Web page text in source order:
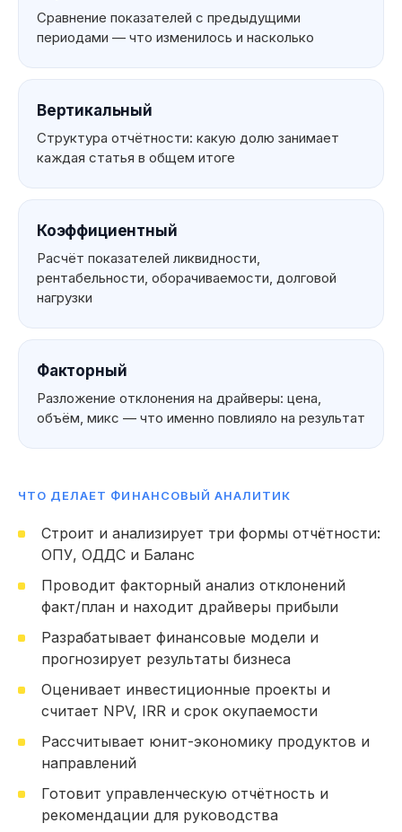
Сравнение показателей с предыдущими
периодами — что изменилось и насколько
Вертикальный
Структура отчётности: какую долю занимает
каждая статья в общем итоге
Коэффициентный
Расчёт показателей ликвидности,
рентабельности, оборачиваемости, долговой
нагрузки
Факторный
Разложение отклонения на драйверы: цена,
объём, микс — что именно повлияло на результат
ЧТО ДЕЛАЕТ ФИНАНСОВЫЙ АНАЛИТИК
Строит и анализирует три формы отчётности:
ОПУ, ОДДС и Баланс
Проводит факторный анализ отклонений
факт/план и находит драйверы прибыли
Разрабатывает финансовые модели и
прогнозирует результаты бизнеса
Оценивает инвестиционные проекты и
считает NPV, IRR и срок окупаемости
Рассчитывает юнит-экономику продуктов и
направлений
Готовит управленческую отчётность и
рекомендации для руководства
Мои
отклонений и выявляю драйверы
указать
в резюме
кейсов, которые встречались нашим
от выпускников, которые прошли отбор
в крупные компании)
(ОПУ, ОДДС, Баланс) и анализирую
финансовое состояние компании
153 часа практики: Работа над проектами,